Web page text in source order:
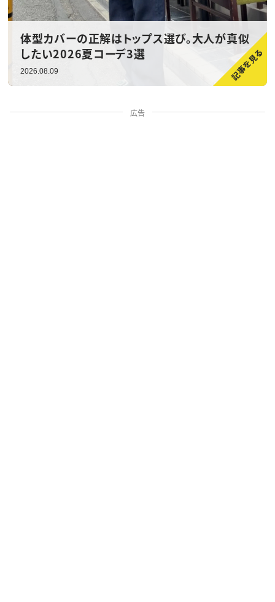
体型カバーの正解はトップス選び。大人が真似
したい2026夏コーデ3選
2026.08.09
広告